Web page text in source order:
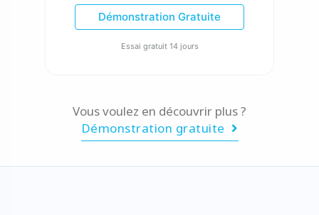
Démonstration Gratuite
Essai gratuit 14 jours
Vous voulez en découvrir plus ?
Démonstration gratuite